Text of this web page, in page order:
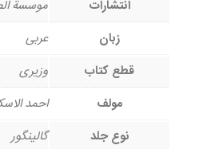
انتشارات
موسسة
زبان
عربی
قطع کتاب
وزیری
مولف
احمد
نوع جلد
گالینگور